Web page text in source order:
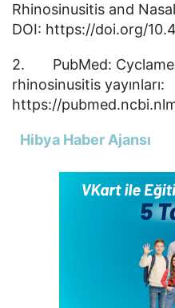
Rhinosinusitis and
DOI: https://doi.org/
2. PubMed:
rhinosinusitis yayınları:
https://
Hibya Haber Ajansı